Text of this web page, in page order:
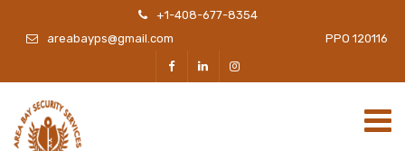
+1-408-677-8354
areabayps@gmail.com PPO 120116